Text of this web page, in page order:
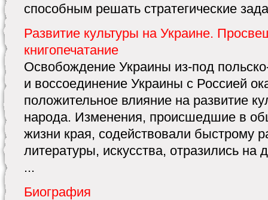
способным решать стратегические
Развитие культуры на Украине.
книгопечатание
Освобождение Украины из-под
и воссоединение Украины с Россией
положительное влияние на развитие
народа. Изменения, происшедшие в
жизни края, содействовали быстрому
литературы, искусства, отразились на
...
Биография